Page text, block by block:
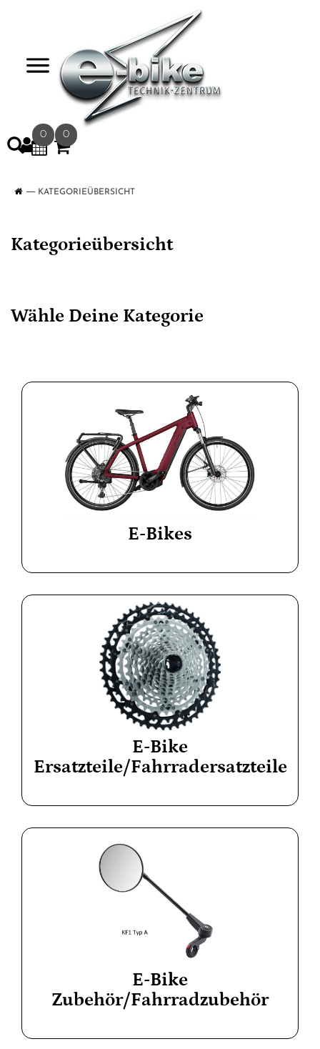
0 0
KATEGORIEÜBERSICHT
Kategorieübersicht
Wähle Deine Kategorie
E-Bikes
E-Bike
Ersatzteile/Fahrradersatzteile
E-Bike
Zubehör/Fahrradzubehör